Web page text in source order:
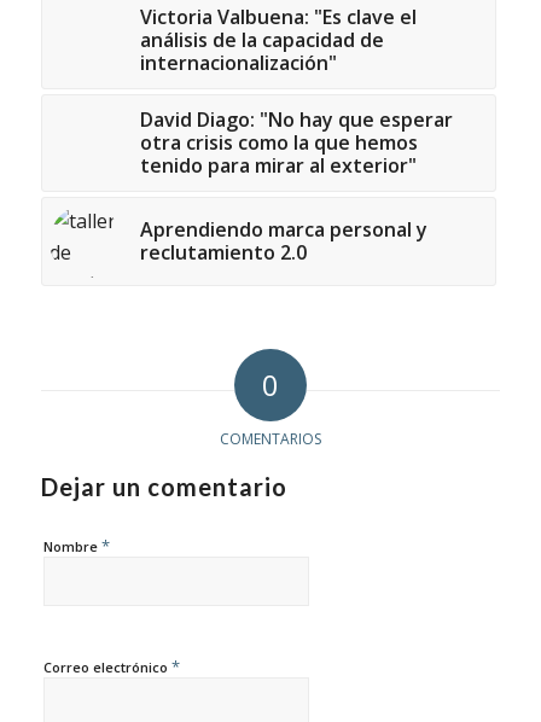
Victoria Valbuena: "Es clave el
análisis de la capacidad de
internacionalización"
David Diago: "No hay que esperar
otra crisis como la que hemos
tenido para mirar al exterior"
Aprendiendo marca personal y
reclutamiento 2.0
0
COMENTARIOS
Dejar un comentario
Nombre *
Correo electrónico *